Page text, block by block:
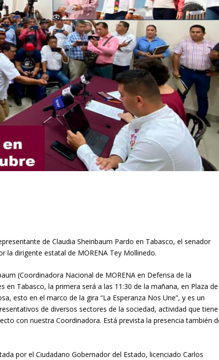
de Claudia Sheinbaum Pardo en Tabasco, el senador
la dirigente estatal de MORENA Tey Mollinedo.
(Coordinadora Nacional de MORENA en Defensa de la
Tabasco, la primera será a las 11:30 de la mañana, en Plaza de
esto en el marco de la gira “La Esperanza Nos Une”, y es un
de diversos sectores de la sociedad, actividad que tiene
con nuestra Coordinadora. Está prevista la presencia también
por el Ciudadano Gobernador del Estado, licenciado Carlos